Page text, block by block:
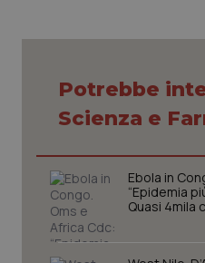
Sardegna
Sicilia
Toscana
Umbria
Malattia di Crohn &
Neuroscienze &
Obesità
Oftalmologia
Potrebbe
Scienza e
Ebola in
“Epidemia
Quasi 4mila